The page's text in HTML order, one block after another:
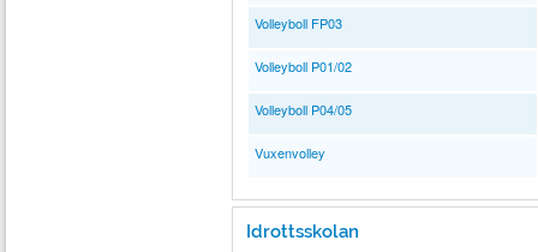
Volleyboll FP03
Volleyboll P01/02
Volleyboll P04/05
Vuxenvolley
Idrottsskolan